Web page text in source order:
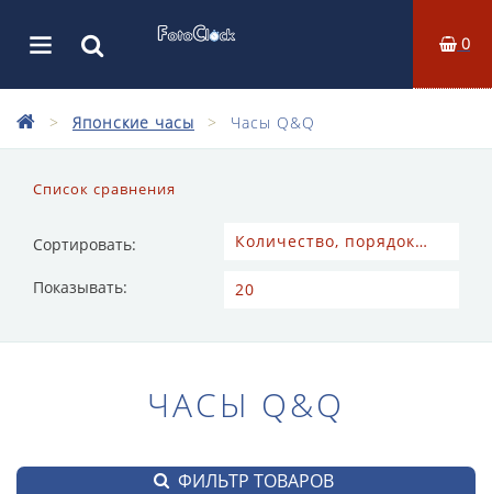
0
Японские часы Часы Q&Q
Список сравнения
Сортировать:
Показывать:
ЧАСЫ Q&Q
ФИЛЬТР ТОВАРОВ